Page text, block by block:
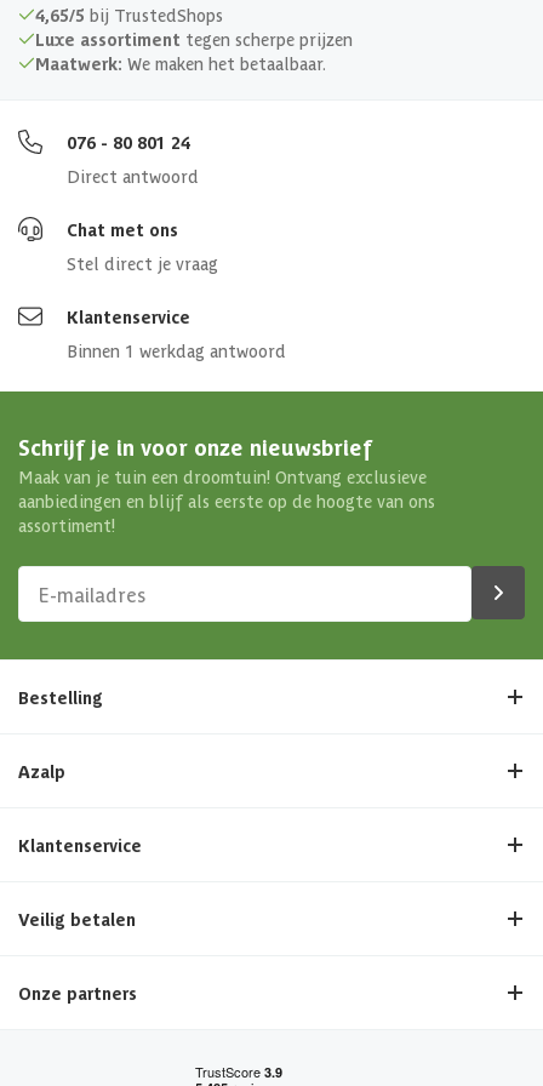
4,65/5 bij TrustedShops
Luxe assortiment tegen scherpe prijzen
Maatwerk: We maken het betaalbaar.
076 - 80 801 24
Direct antwoord
Chat met ons
Stel direct je vraag
Klantenservice
Binnen 1 werkdag antwoord
Schrijf je in voor onze nieuwsbrief
Maak van je tuin een droomtuin! Ontvang exclusieve
aanbiedingen en blijf als eerste op de hoogte van ons
assortiment!
Bestelling
Azalp
Klantenservice
Veilig betalen
Onze partners